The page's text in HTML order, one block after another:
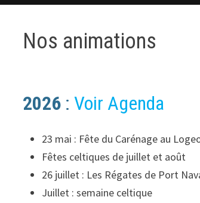
Nos animations
2026 :Voir Agenda
23 mai : Fête du Carénage au
Fêtes celtiques de juillet et août
26 juillet : Les Régates de Port
Juillet : semaine celtique